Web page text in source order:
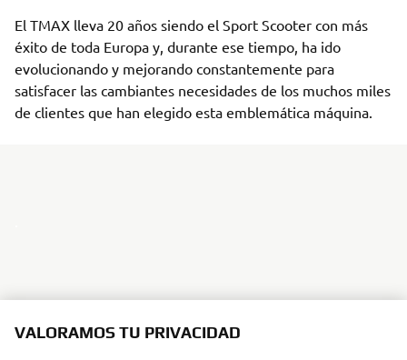
El TMAX lleva 20 años siendo el Sport Scooter con más
éxito de toda Europa y, durante ese tiempo, ha ido
evolucionando y mejorando constantemente para
satisfacer las cambiantes necesidades de los muchos miles
de clientes que han elegido esta emblemática máquina.
En 2022, el TMAX dispondrá de un diseño radicalmente
VALORAMOS TU PRIVACIDAD